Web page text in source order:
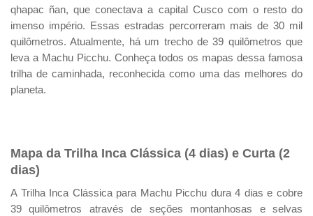
qhapac ñan, que conectava a capital Cusco com o resto do
imenso império. Essas estradas percorreram mais de 30 mil
quilômetros. Atualmente, há um trecho de 39 quilômetros que
leva a Machu Picchu. Conheça todos os mapas dessa famosa
trilha de caminhada, reconhecida como uma das melhores do
planeta.
Mapa da Trilha Inca Clássica (4 dias) e Curta (2
dias)
A Trilha Inca Clássica para Machu Picchu dura 4 dias e cobre
39 quilômetros através de seções montanhosas e selvas